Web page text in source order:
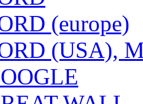
(europe)
(USA),